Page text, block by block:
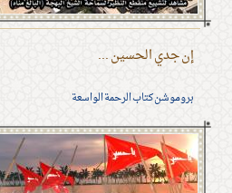
إن جدي الحسين ...
بروموشن كتاب الرحمة الواسعة